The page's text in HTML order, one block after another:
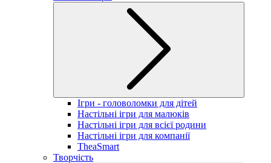
Ігри - головоломки для дітей
Настільні ігри для малюків
Настільні ігри для всієї родини
Настільні ігри для компанії
TheaSmart
Творчість